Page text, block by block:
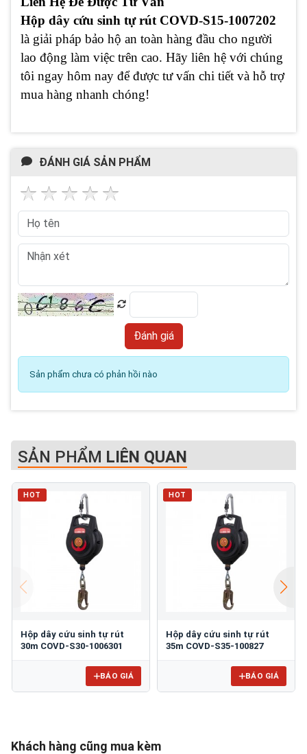
Hộp dây cứu sinh tự rút COVD-S15-1007202
là giải pháp bảo hộ an toàn hàng đầu cho người
lao động làm việc trên cao. Hãy liên hệ với chúng
tôi ngay hôm nay để được tư vấn chi tiết và hỗ trợ
mua hàng nhanh chóng!
ĐÁNH GIÁ SẢN PHẨM
Sản phẩm chưa có phản hồi nào
SẢN PHẨM LIÊN QUAN
HOT
Hộp dây cứu sinh tự rút
30m COVD-S30-1006301
BÁO GIÁ
HOT
Hộp dây cứu sinh tự rút
35m COVD-S35-100827
BÁO GIÁ
Khách hàng cũng mua kèm